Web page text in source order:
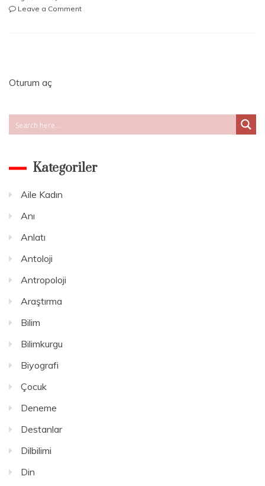
Leave a Commenton
Oturum aç
Kategoriler
Aile Kadın
Anı
Anlatı
Antoloji
Antropoloji
Araştırma
Bilim
Bilimkurgu
Biyografi
Çocuk
Deneme
Destanlar
Dilbilimi
Din